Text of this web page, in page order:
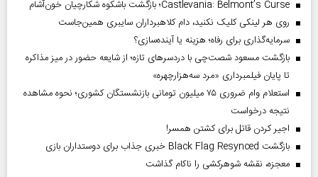
Castlevania: Belmont’s Curse؛ بازگشت باشکوه شکارچیان خون‌آشام
روی هر لینکی کلیک نکنید، دام کلاهبرداران سایبری همین‌جاست
سرمایه‌گذاری برای رفاه؛ هزینه یا آینده‌سازی؟
بازگشت مسعود شصت‌چی با دردسر‌های تازه؛ از شایعه حضور در میز مذاکره
تا پایان فیلمبرداری «مرد سه‌هزارچهره»
استعلام وام ضروری ۷۵ میلیون تومانی بازنشستگان کشوری؛ نحوه مشاهده
نتیجه درخواست
اجیر کردن قاتل برای کشتن همسر!
بازگشت Black Flag Resynced خبری جذاب برای دوستداران بازی
معجزه، نقشه شوهرکشی را ناکام گذاشت